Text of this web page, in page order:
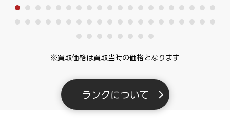
※買取価格は買取当時の価格となります
ランクについて